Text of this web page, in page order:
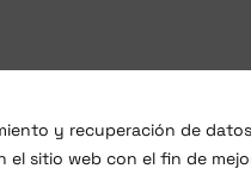
y recuperación de
sitio web con el fin de